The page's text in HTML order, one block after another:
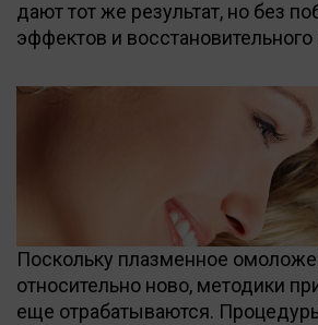
дают тот же результат, но без
эффектов и
Поскольку плазменное
относительно ново, методики
еще отрабатываются.